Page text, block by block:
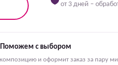
от 3 дней –
Поможем с выбором
и оформит заказ за пару